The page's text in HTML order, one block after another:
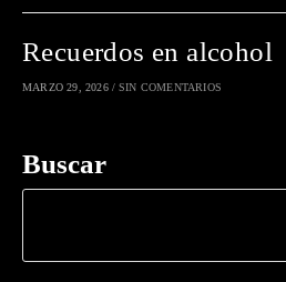
Recuerdos en alcohol
MARZO 29, 2026 / SIN COMENTARIOS
Buscar